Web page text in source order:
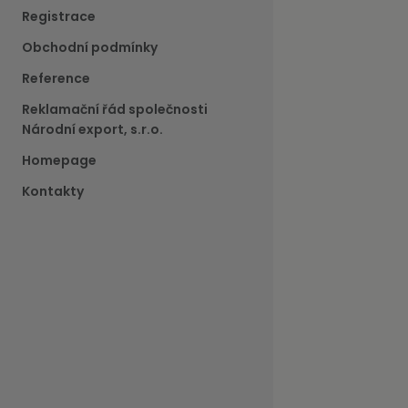
Registrace
Obchodní podmínky
Reference
Reklamační řád společnosti
Národní export, s.r.o.
Homepage
Kontakty